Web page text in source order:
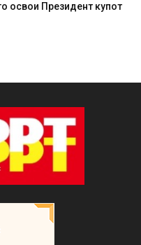
освои Президент купот